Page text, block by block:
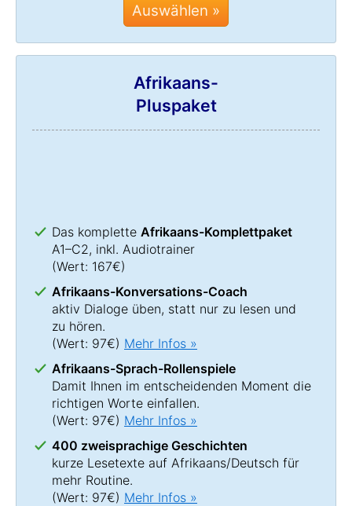
Auswählen »
Afrikaans-
Pluspaket
Das komplette Afrikaans-Komplettpaket
A1–C2, inkl. Audiotrainer
(Wert: 167€)
Afrikaans-Konversations-Coach
aktiv Dialoge üben, statt nur zu lesen und
zu hören.
(Wert: 97€) Mehr Infos »
Afrikaans-Sprach-Rollenspiele
Damit Ihnen im entscheidenden Moment die
richtigen Worte einfallen.
(Wert: 97€) Mehr Infos »
400 zweisprachige Geschichten
kurze Lesetexte auf Afrikaans/Deutsch für
mehr Routine.
(Wert: 97€) Mehr Infos »